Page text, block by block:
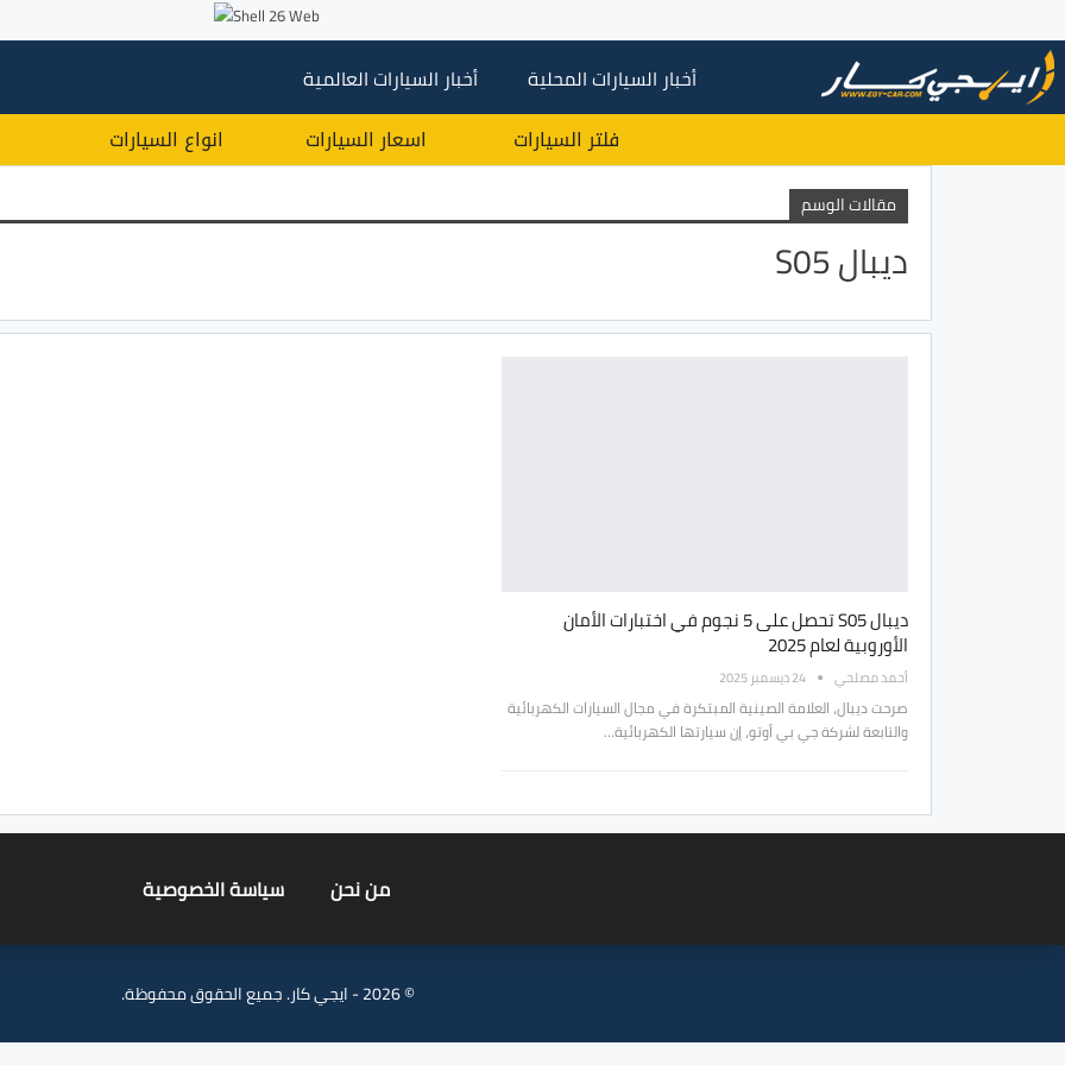
أخبار السيارات المحلية أخبار السيارات العالمية
فلتر السيارات اسعار السيارات انواع السيارات
مقالات الوسم
ديبال S05
ديبال S05 تحصل على 5 نجوم في اختبارات الأمان
الأوروبية لعام 2025
أحمد مصلحي 24 ديسمبر 2025
صرحت ديبال، العلامة الصينية المبتكرة في مجال السيارات الكهربائية
والتابعة لشركة جي بي أوتو، إن سيارتها الكهربائية…
من نحن سياسة الخصوصية
© 2026 - ايجي كار. جميع الحقوق محفوظة.